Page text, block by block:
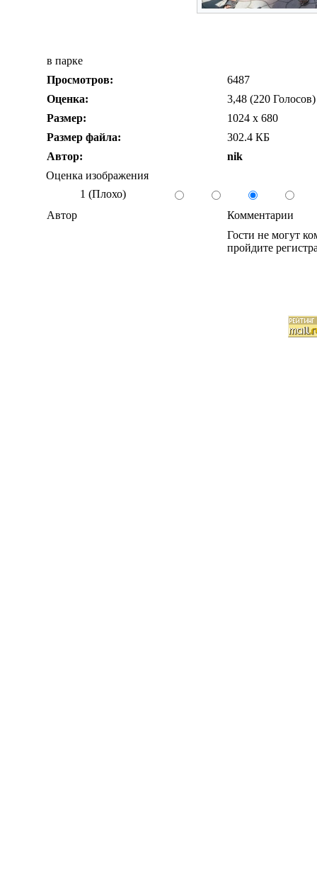
в парке
Просмотров:
6487
Оценка:
3,48 (220 Голосов)
Размер:
1024 x 680
Размер файла:
302.4 КБ
Автор:
nik
Оценка изображения
1 (Плохо)
Автор
Комментарии
Гости не могут
пройдите